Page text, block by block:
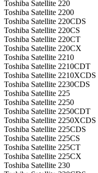
Toshiba Satellite 220
Toshiba Satellite 2200
Toshiba Satellite 220CDS
Toshiba Satellite 220CS
Toshiba Satellite 220CT
Toshiba Satellite 220CX
Toshiba Satellite 2210
Toshiba Satellite 2210CDT
Toshiba Satellite 2210XCDS
Toshiba Satellite 2230CDS
Toshiba Satellite 225
Toshiba Satellite 2250
Toshiba Satellite 2250CDT
Toshiba Satellite 2250XCDS
Toshiba Satellite 225CDS
Toshiba Satellite 225CS
Toshiba Satellite 225CT
Toshiba Satellite 225CX
Toshiba Satellite 230